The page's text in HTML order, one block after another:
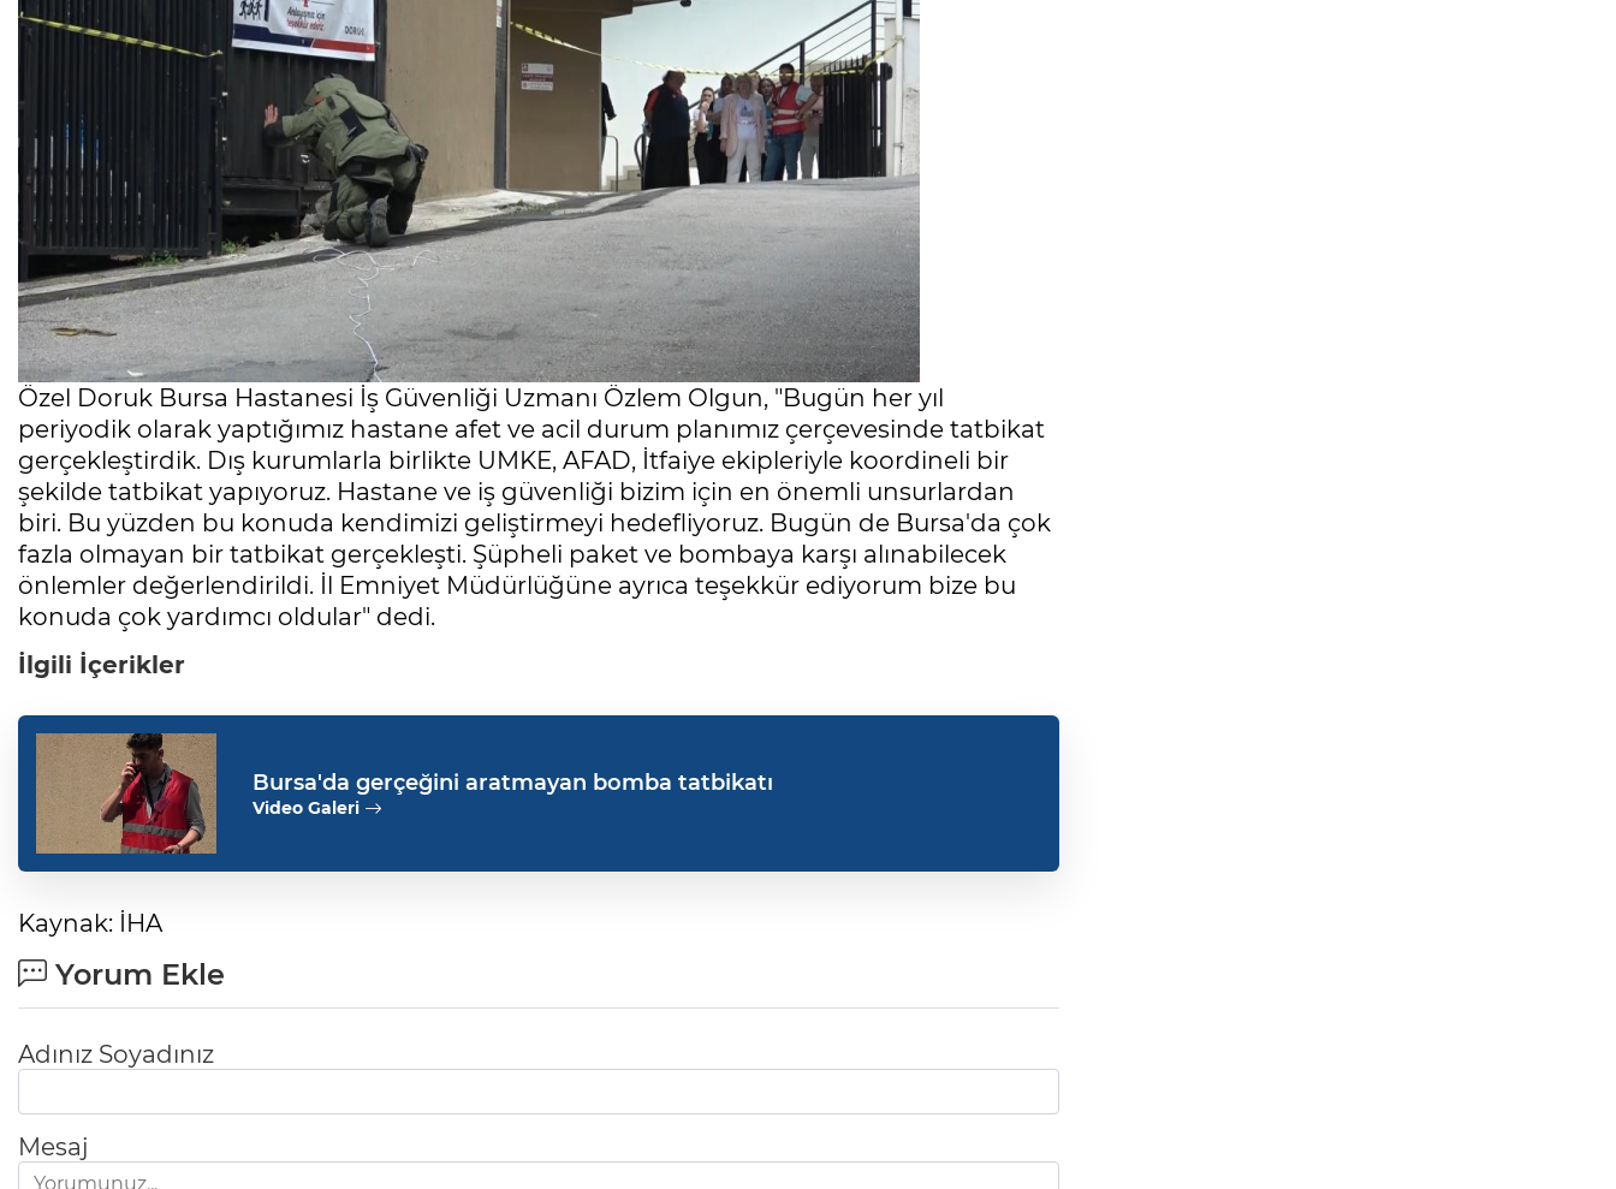
Özel Doruk Bursa Hastanesi İş Güvenliği Uzmanı Özlem Olgun, "Bugün her yıl
periyodik olarak yaptığımız hastane afet ve acil durum planımız çerçevesinde tatbikat
gerçekleştirdik. Dış kurumlarla birlikte UMKE, AFAD, İtfaiye ekipleriyle koordineli bir
şekilde tatbikat yapıyoruz. Hastane ve iş güvenliği bizim için en önemli unsurlardan
biri. Bu yüzden bu konuda kendimizi geliştirmeyi hedefliyoruz. Bugün de Bursa'da çok
fazla olmayan bir tatbikat gerçekleşti. Şüpheli paket ve bombaya karşı alınabilecek
önlemler değerlendirildi. İl Emniyet Müdürlüğüne ayrıca teşekkür ediyorum bize bu
konuda çok yardımcı oldular" dedi.
İlgili İçerikler
Bursa'da gerçeğini aratmayan bomba tatbikatı
Video Galeri
Kaynak: İHA
Yorum Ekle
Adınız Soyadınız
Mesaj